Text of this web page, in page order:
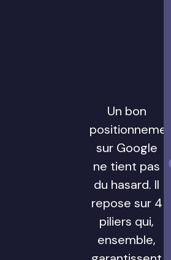
Un bon
positionnement
sur Google
ne tient pas
du hasard. Il
repose sur 4
piliers qui,
ensemble,